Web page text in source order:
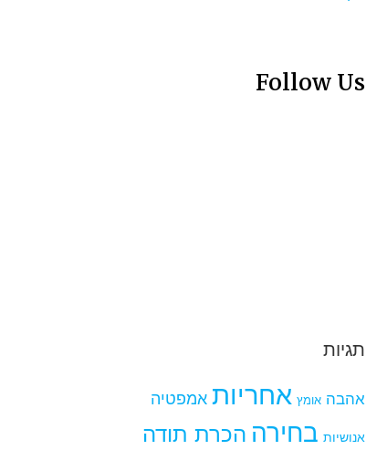
Follow Us
תגיות
אהבה אומץ אחריות אמפטיה
אנושיות בחירה הכרת תודה